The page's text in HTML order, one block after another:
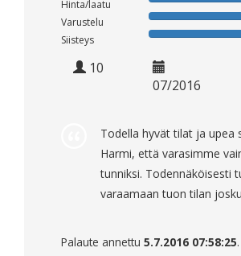
Hinta/laatu
Varustelu
Siisteys
10
07/2016
Todella hyvät tilat ja upea
Harmi, että varasimme
tunniksi. Todennäköisesti
varaamaan tuon tilan
Palaute annettu 5.7.2016 07:58:25.